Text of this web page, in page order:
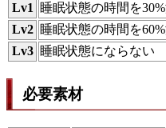
Lv1
睡眠状態の時間を
Lv2 睡眠状態の時間を
Lv3 睡眠状態にならない
必要素材